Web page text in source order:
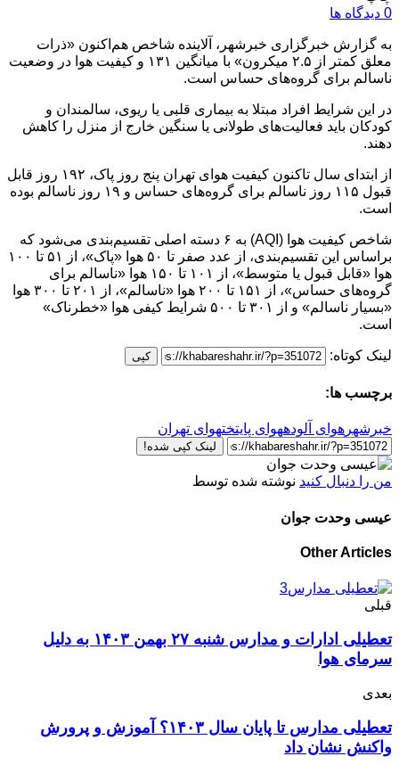
0 دیدگاه ها
به گزارش خبرگزاری خبرشهر، آلاینده شاخص هم‌اکنون «ذرات
معلق کمتر از ۲.۵ میکرون» با میانگین ۱۳۱ و کیفیت هوا در وضعیت
ناسالم برای گروه‌های حساس است.
در این شرایط افراد مبتلا به بیماری قلبی یا ریوی، سالمندان و
کودکان باید فعالیت‌های طولانی یا سنگین خارج از منزل را کاهش
دهند.
از ابتدای سال تاکنون کیفیت هوای تهران پنج روز پاک، ۱۹۲ روز قابل
قبول ۱۱۵ روز ناسالم برای گروه‌های حساس و ۱۹ روز ناسالم بوده
است.
شاخص کیفیت هوا (AQI) به ۶ دسته اصلی تقسیم‌بندی می‌شود که
براساس این تقسیم‌بندی، از عدد صفر تا ۵۰ هوا «پاک»، از ۵۱ تا ۱۰۰
هوا «قابل قبول یا متوسط»، از ۱۰۱ تا ۱۵۰ هوا «ناسالم برای
گروه‌های حساس»، از ۱۵۱ تا ۲۰۰ هوا «ناسالم»، از ۲۰۱ تا ۳۰۰ هوا
«بسیار ناسالم» و از ۳۰۱ تا ۵۰۰ شرایط کیفی هوا «خطرناک»
است.
لینک کوتاه: کپی
برچسب ها:
خبرشهر هوای آلودههوای پایتختهوای تهران
لینک کپی شده!
من را دنبال کنید نوشته شده توسط
عیسی وحدت جوان
Other Articles
قبلی
تعطیلی ادارات و مدارس شنبه ۲۷ بهمن ۱۴۰۳ به دلیل
سرمای هوا
بعدی
تعطیلی مدارس تا پایان سال ۱۴۰۳؟ آموزش و پرورش
واکنش نشان داد